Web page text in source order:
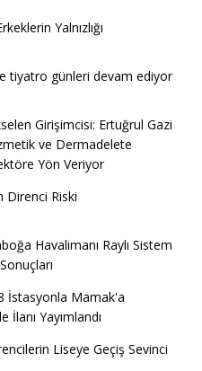
Yalnızlığı
tiyatro günleri devam ediyor
Girişimcisi: Ertuğrul Gazi
ve Dermadelete
Yön Veriyor
Direnci Riski
Havalimanı Raylı Sistem
İstasyonla Mamak'a
İlanı Yayımlandı
Liseye Geçiş Sevinci